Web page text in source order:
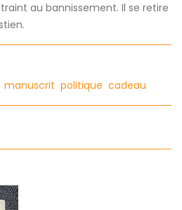
au bannissement. Il se retire
manuscrit politique cadeau